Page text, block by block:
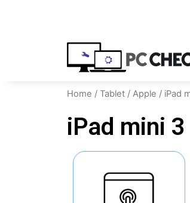
Home / Tablet / Apple / iPad
iPad mini